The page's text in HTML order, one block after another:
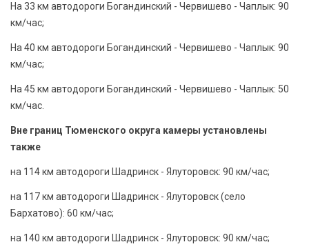
На 33 км автодороги Богандинский - Червишево - Чаплык: 90
км/час;
На 40 км автодороги Богандинский - Червишево - Чаплык: 90
км/час;
На 45 км автодороги Богандинский - Червишево - Чаплык: 50
км/час.
Вне границ Тюменского округа камеры установлены
также
на 114 км автодороги Шадринск - Ялуторовск: 90 км/час;
на 117 км автодороги Шадринск - Ялуторовск (село
Бархатово): 60 км/час;
на 140 км автодороги Шадринск - Ялуторовск: 90 км/час;